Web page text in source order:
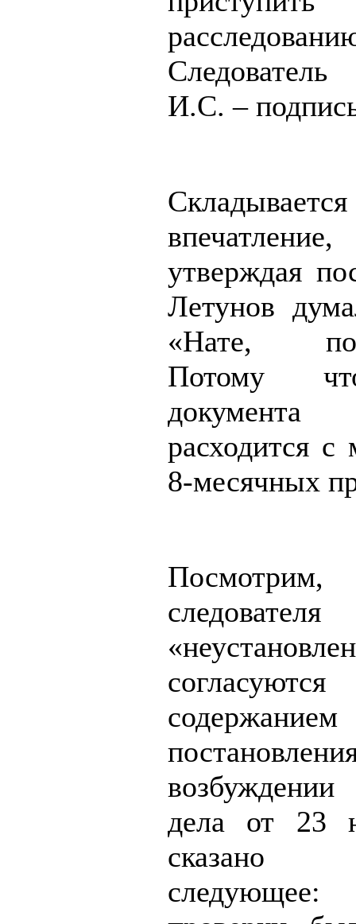
И.С. –
Складывается
утверждая
Летунов
«Нате,
Потому
расходится с
8-месячных
следователя
содержанием
возбуждении
дела от 23
сказано